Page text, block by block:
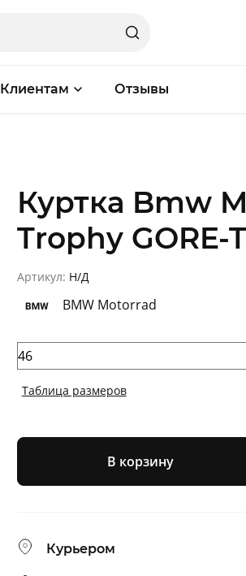
Клиентам Отзывы
Куртка Bmw
Trophy GORE-
Артикул: Н/Д
BMW Motorrad
Таблица размеров
В корзину
Курьером